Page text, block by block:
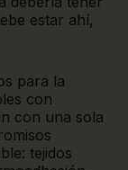
estar ahí,
para la
con
con una sola
tejidos